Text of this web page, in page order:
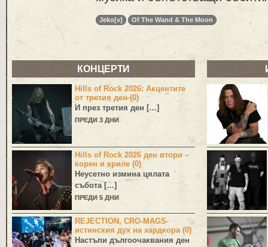
Jeko[v] Of The Wand & The Moon
КОНЦЕРТИ
Hills of Rock 2026: Акцентите
от третия ден (0)
И през третия ден […]
ПРЕДИ 3 ДНИ
Hills of Rock 2026 ден втори –
корен и криле (0)
Неусетно измина цялата
събота […]
ПРЕДИ 5 ДНИ
REJECTION, CRO-MAGS-
истинския дух на хардкора (0)
Настъпи дългоочаквания ден